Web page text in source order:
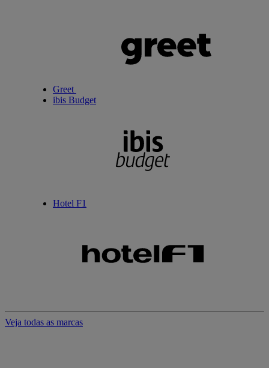
Greet
ibis Budget
Hotel F1
Veja todas as marcas